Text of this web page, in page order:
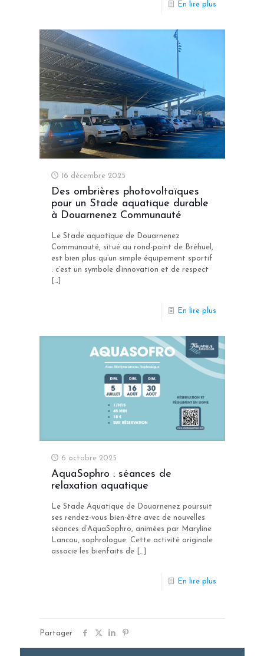
En lire plus
16 décembre 2025
Des ombrières photovoltaïques
pour un Stade aquatique durable
à Douarnenez Communauté
Le Stade aquatique de Douarnenez
Communauté, situé au rond-point de Bréhuel,
est bien plus qu’un simple équipement sportif
: c’est un symbole d’innovation et de respect
[…]
En lire plus
6 octobre 2025
AquaSophro : séances de
relaxation aquatique
Le Stade Aquatique de Douarnenez poursuit
ses rendez-vous bien-être avec de nouvelles
séances d’AquaSophro, animées par Maryline
Lancou, sophrologue. Cette activité originale
associe les bienfaits de[…]
En lire plus
Partager